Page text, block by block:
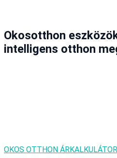
Okosotthon
intelligens otthon
OKOS OTTHON ÁRKALKULÁTOR